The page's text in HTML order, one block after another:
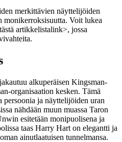
merkittävien näyttelijöiden
monikerroksisuutta. Voit lukea
tästä artikkelistalink>, jossa
alkuperäisen Kingsman-
organisaation kesken. Tämä
persoonia ja näyttelijöiden uran
nähdään muun muassa Taron
esitetään monipuolisena ja
taas Harry Hart on elegantti ja
ainutlaatuisen tunnelmansa.